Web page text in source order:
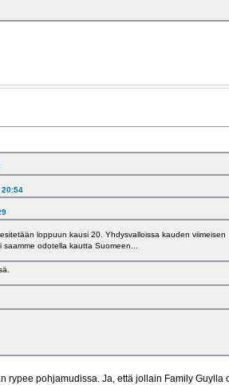
loppuun kausi 20. Yhdysvalloissa kauden viimeisen
odotella kautta Suomeen...
rypee pohjamudissa. Ja, että jollain Family Guylla